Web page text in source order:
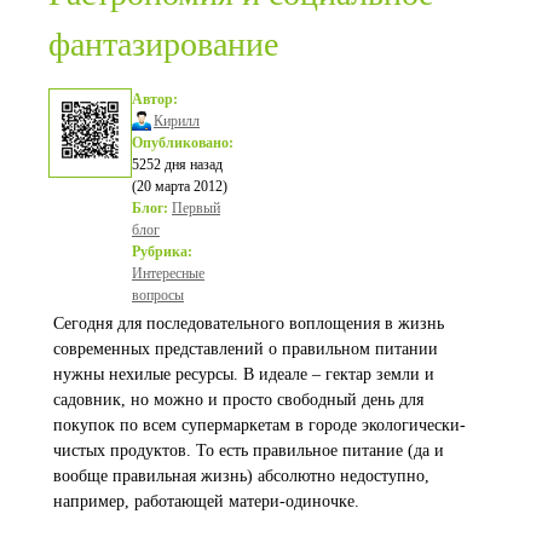
фантазирование
Автор:
Кирилл
Опубликовано:
5252 дня назад
(20 марта 2012)
Блог: Первый
блог
Рубрика:
Интересные
вопросы
Сегодня для последовательного воплощения в жизнь
современных представлений о правильном питании
нужны нехилые ресурсы. В идеале – гектар земли и
садовник, но можно и просто свободный день для
покупок по всем супермаркетам в городе экологически-
чистых продуктов. То есть правильное питание (да и
вообще правильная жизнь) абсолютно недоступно,
например, работающей матери-одиночке.